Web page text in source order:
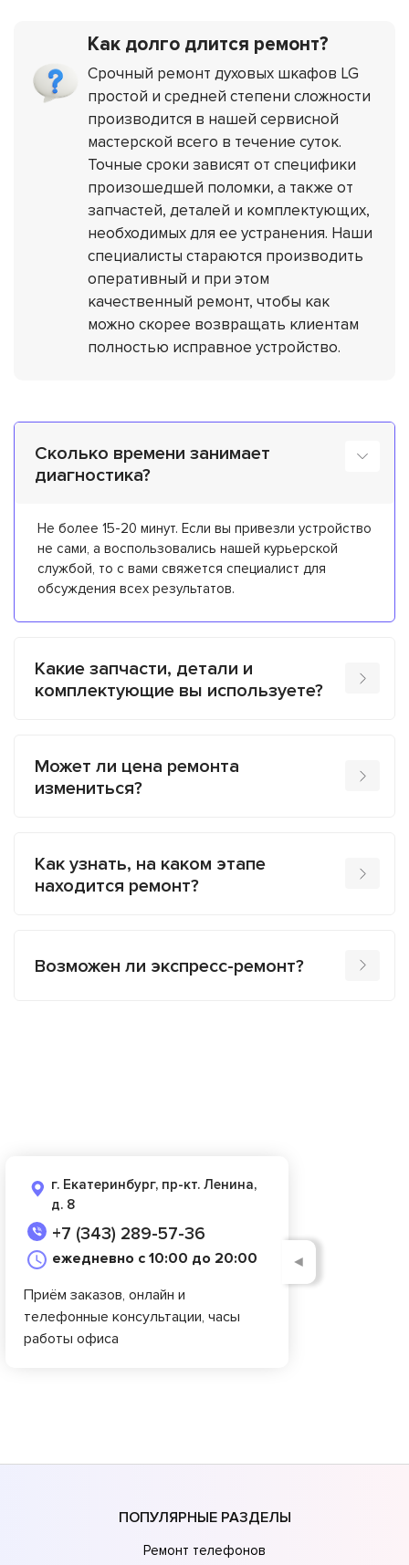
Как долго длится ремонт?
Срочный ремонт духовых шкафов LG
простой и средней степени сложности
производится в нашей сервисной
мастерской всего в течение суток.
Точные сроки зависят от специфики
произошедшей поломки, а также от
запчастей, деталей и комплектующих,
необходимых для ее устранения. Наши
специалисты стараются производить
оперативный и при этом
качественный ремонт, чтобы как
можно скорее возвращать клиентам
полностью исправное устройство.
Сколько времени занимает
диагностика?
Не более 15-20 минут. Если вы привезли устройство
не сами, а воспользовались нашей курьерской
службой, то с вами свяжется специалист для
обсуждения всех результатов.
Какие запчасти, детали и
комплектующие вы используете?
Может ли цена ремонта
измениться?
Как узнать, на каком этапе
находится ремонт?
Возможен ли экспресс-ремонт?
г. Екатеринбург, пр-кт. Ленина,
д. 8
+7 (343) 289-57-36
ежедневно с 10:00 до 20:00
Приём заказов, онлайн и
телефонные консультации, часы
работы офиса
◄
ПОПУЛЯРНЫЕ РАЗДЕЛЫ
Ремонт телефонов